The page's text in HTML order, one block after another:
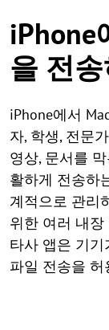
iPhone
을 전
iPhone에서
자, 학생, 전문
영상, 문서를
활하게 전송하
계적으로 관리
위한 여러 내장
타사 앱은 기
파일 전송을